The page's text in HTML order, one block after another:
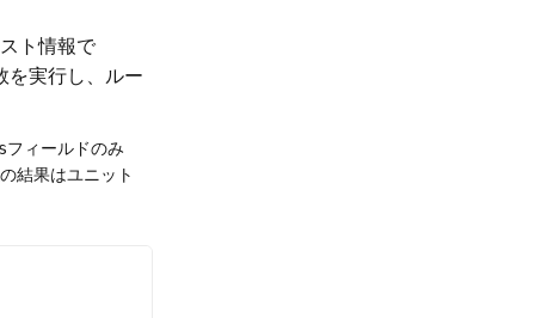
ト情報で
を実行し、ルー
フィールドのみ
結果はユニット